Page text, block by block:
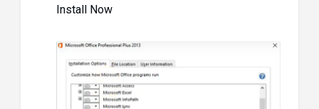
Install Now